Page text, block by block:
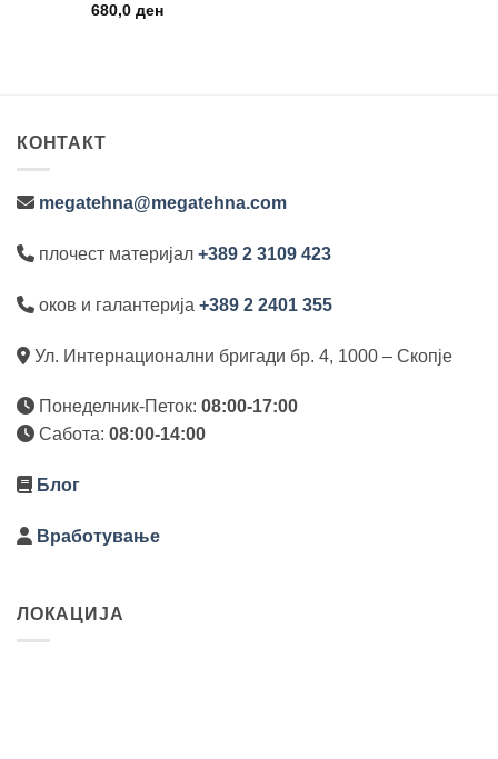
680,0 ден
КОНТАКТ
megatehna@megatehna.com
плочест материјал +389 2 3109 423
оков и галантерија +389 2 2401 355
Ул. Интернационални бригади бр. 4, 1000 – Скопје
Понеделник-Петок: 08:00-17:00
Сабота: 08:00-14:00
Блог
Вработување
ЛОКАЦИЈА